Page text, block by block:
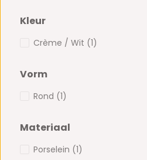
Kleur
Crème / Wit (1)
Vorm
Rond (1)
Materiaal
Porselein (1)